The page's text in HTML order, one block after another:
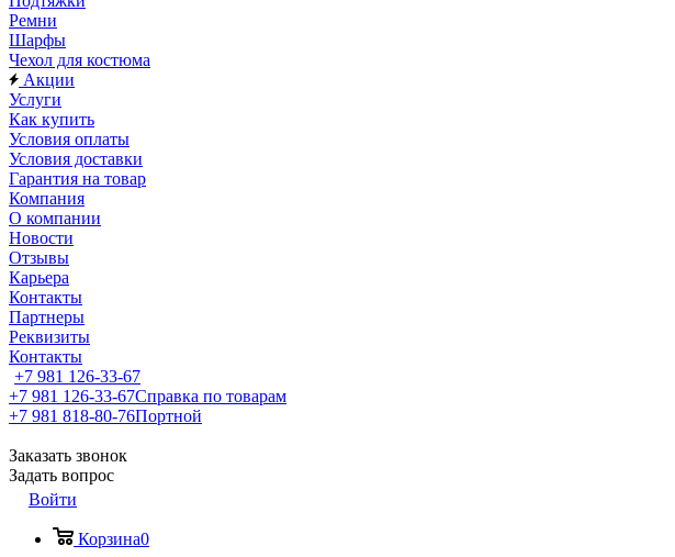
Ремни
Шарфы
Чехол для костюма
Акции
Услуги
Как купить
Условия оплаты
Условия доставки
Гарантия на товар
Компания
О компании
Новости
Отзывы
Карьера
Контакты
Партнеры
Реквизиты
Контакты
+7 981 126-33-67
+7 981 126-33-67Справка по товарам
+7 981 818-80-76Портной
Заказать звонок
Задать вопрос
Войти
Корзина0